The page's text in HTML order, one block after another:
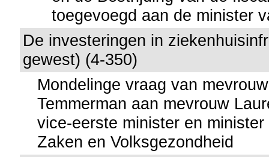
toegevoegd aan de minister
De investeringen in
gewest) (4-350)
Mondelinge vraag van
Temmerman aan mevrouw
vice-eerste minister en
Zaken en Volksgezondheid